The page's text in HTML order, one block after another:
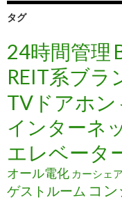
タグ
24時間管理
REIT系ブラ
TVドアホン
インターネ
エレベータ
オール電化 カーシェ
ゲストルーム コ